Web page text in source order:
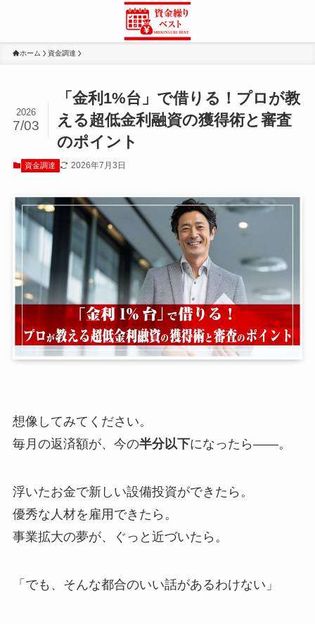
ホーム 資金調達
「金利1%台」で借りる！プロが教
える超低金利融資の獲得術と審査
のポイント
2026
7/03
資金調達 2026年7月3日
想像してみてください。
毎月の返済額が、今の半分以下になったら——。
浮いたお金で新しい設備投資ができたら。
優秀な人材を雇用できたら。
事業拡大の夢が、ぐっと近づいたら。
「でも、そんな都合のいい話があるわけない」